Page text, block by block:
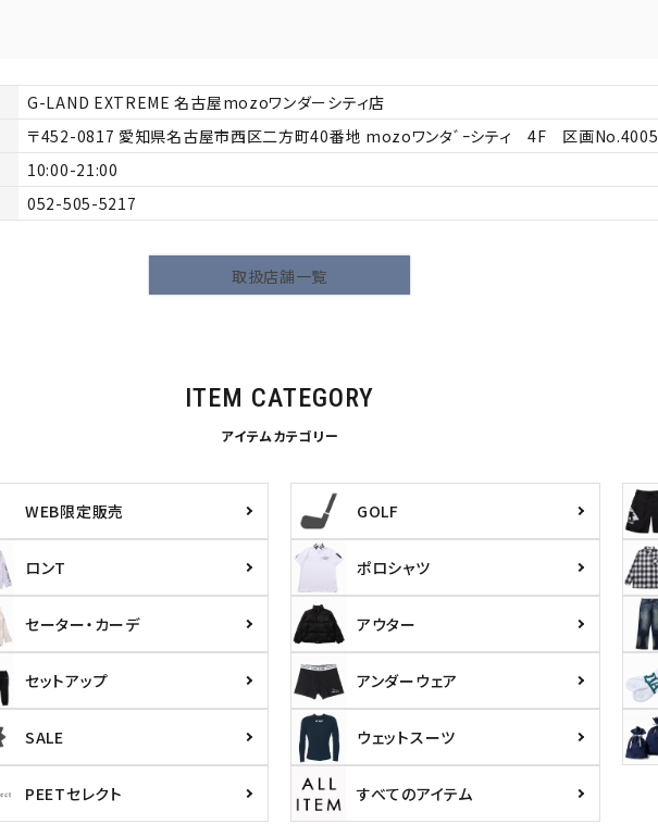
G-LAND EXTREME 名古屋mozoワンダーシティ店
452-0817 愛知県名古屋市西区二方町40番地 mozoワンタﾞｰシティ 4F 区画No.4005
10:00-21:00
052-505-5217
取扱店舗一覧
ITEM CATEGORY
アイテムカテゴリー
WEB限定販売 GOLF
ロンT ポロシャツ
セーター・カーデ アウター
セットアップ アンダーウェア
SALE ウェットスーツ
PEETセレクト すべてのアイテム